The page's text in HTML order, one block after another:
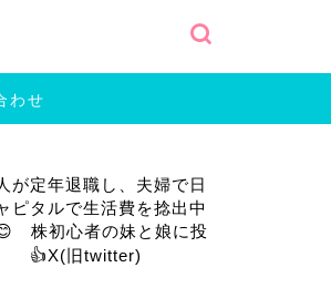
わせ
が定年退職し、夫婦で日
ピタルで生活費を捻出中
株初心者の妹と娘に投
👍X(旧twitter)